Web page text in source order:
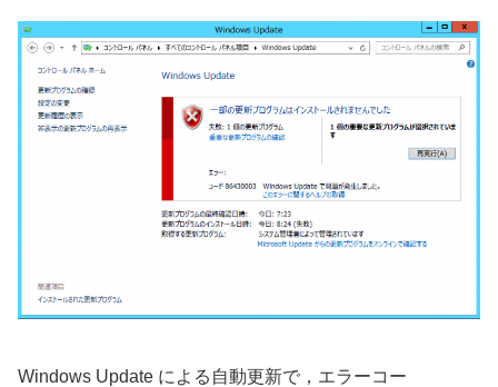
Windows Update による自動更新で，エラーコー